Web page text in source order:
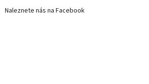
Naleznete nás na Facebook